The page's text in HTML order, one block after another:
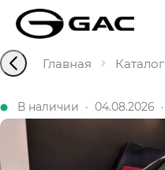
Главная Каталог
В наличии · 04.08.2026 ·